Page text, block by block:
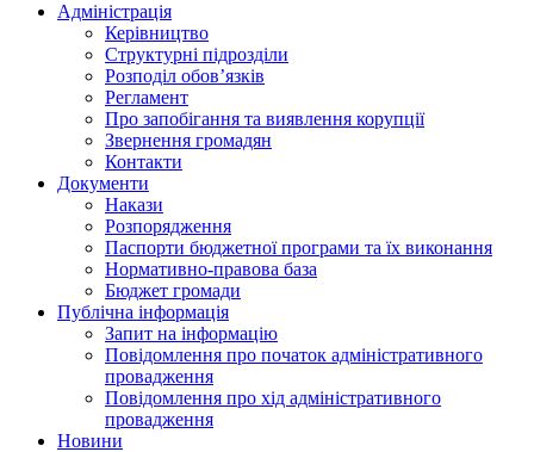
Адміністрація
Керівництво
Структурні підрозділи
Розподіл обов’язків
Регламент
Про запобігання та виявлення корупції
Звернення громадян
Контакти
Документи
Накази
Розпорядження
Паспорти бюджетної програми та їх виконання
Нормативно-правова база
Бюджет громади
Публічна інформація
Запит на інформацію
Повідомлення про початок адміністративного
провадження
Повідомлення про хід адміністративного
провадження
Новини